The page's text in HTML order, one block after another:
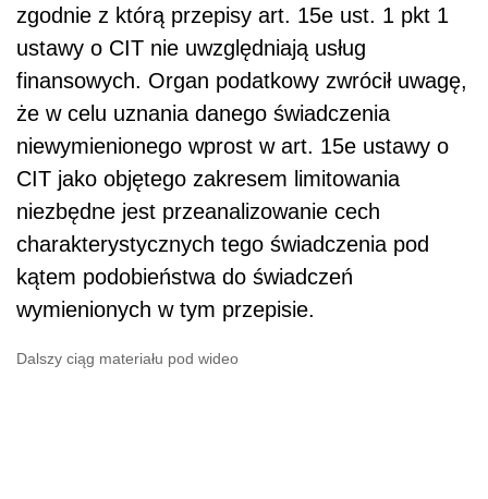
zgodnie z którą przepisy art. 15e ust. 1 pkt 1
ustawy o CIT nie uwzględniają usług
finansowych. Organ podatkowy zwrócił uwagę,
że w celu uznania danego świadczenia
niewymienionego wprost w art. 15e ustawy o
CIT jako objętego zakresem limitowania
niezbędne jest przeanalizowanie cech
charakterystycznych tego świadczenia pod
kątem podobieństwa do świadczeń
wymienionych w tym przepisie.
Dalszy ciąg materiału pod wideo